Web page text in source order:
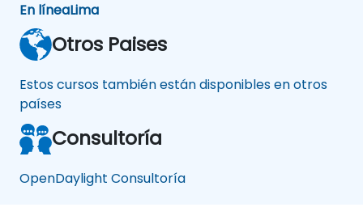
En líneaLima
Otros Paises
Estos cursos también están disponibles en otros
países
Consultoría
OpenDaylight Consultoría